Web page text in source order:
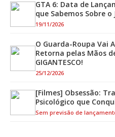
GTA 6: Data de
que Sabemos Sobre
19/11/2026
O Guarda-Roupa Vai
Retorna pelas Mãos
GIGANTESCO!
25/12/2026
[Filmes] Obsessão:
Psicológico que
Sem previsão de